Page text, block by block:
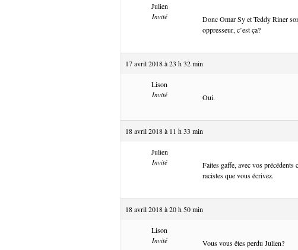
Julien
Invité
Donc Omar Sy et Teddy Riner
oppresseur, c’est ça?
17 avril 2018 à 23 h 32 min
Lison
Invité Oui.
18 avril 2018 à 11 h 33 min
Julien
Invité
Faites gaffe, avec vos
racistes que vous écrivez.
18 avril 2018 à 20 h 50 min
Lison
Invité Vous vous êtes perdu Julien?